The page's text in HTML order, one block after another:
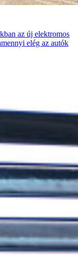
az új elektromos
elég az autók